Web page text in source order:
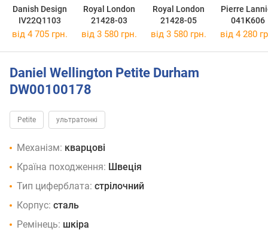
Danish Design
IV22Q1103
Royal London
21428-03
Royal London
21428-05
Pierre
041K606
від 4 705 грн. від 3 580 грн. від 3 580 грн. від 4 280
Daniel Wellington Petite Durham
DW00100178
Petite ультратонкі
Механізм: кварцові
Країна походження: Швеція
Тип циферблата: стрілочний
Корпус: сталь
Ремінець: шкіра